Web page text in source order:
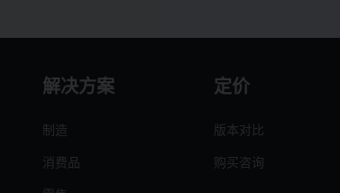
解决方案
制造
消费品
定价
版本对比
购买咨询